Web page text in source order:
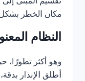
تقسيم المبنى
مكان الخطر
النظام
وهو أكثر تطورًا،
أطلق الإنذار